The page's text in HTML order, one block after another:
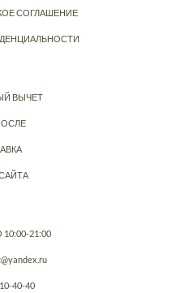
СОГЛАШЕНИЕ
ВЫЧЕТ
21:00
40-40